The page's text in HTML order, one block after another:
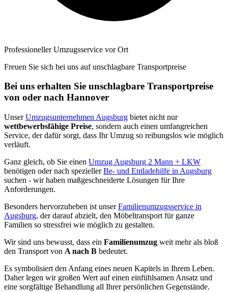
Professioneller Umzugsservice vor Ort
Freuen Sie sich bei uns auf unschlagbare Transportpreise
Bei uns erhalten Sie unschlagbare Transportpreise
von oder nach Hannover
UnserUmzugsunternehmen Augsburg bietet nicht nur
wettbewerbsfähige Preise, sondern auch einen umfangreichen
Service, der dafür sorgt, dass Ihr Umzug so reibungslos wie möglich
verläuft.
Ganz gleich, ob Sie einen Umzug Augsburg 2 Mann + LKW
benötigen oder nach speziellerBe- und Entladehilfe in Augsburg
suchen - wir haben maßgeschneiderte Lösungen für Ihre
Anforderungen.
Besonders hervorzuheben ist unserFamilienumzugsservice in
Augsburg, der darauf abzielt, den Möbeltransport für ganze
Familien so stressfrei wie möglich zu gestalten.
Wir sind uns bewusst, dass ein Familienumzug weit mehr als bloß
den Transport von A nach B bedeutet.
Es symbolisiert den Anfang eines neuen Kapitels in Ihrem Leben.
Daher legen wir großen Wert auf einen einfühlsamen Ansatz und
eine sorgfältige Behandlung all Ihrer persönlichen Gegenstände.